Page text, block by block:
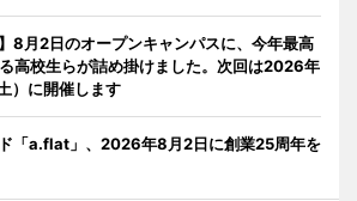
8月2日のオープンキャンパスに、今年最高
高校生らが詰め掛けました。次回は2026年
）に開催します
「a.flat」、2026年8月2日に創業25周年を